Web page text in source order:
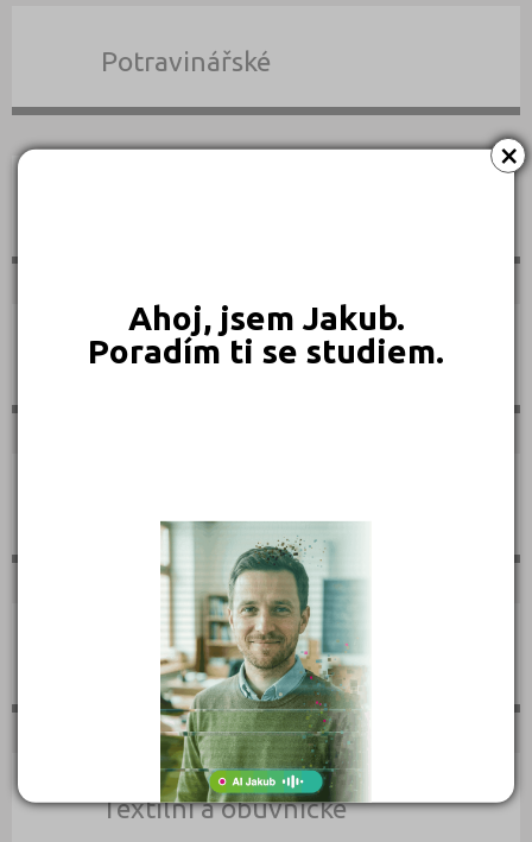
×
Ahoj, jsem Jakub.
Poradím ti se studiem.
Potravinářské
Sportovní
Teologické
Textilní a obuvnické